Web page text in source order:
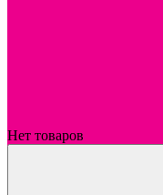
Нет товаров